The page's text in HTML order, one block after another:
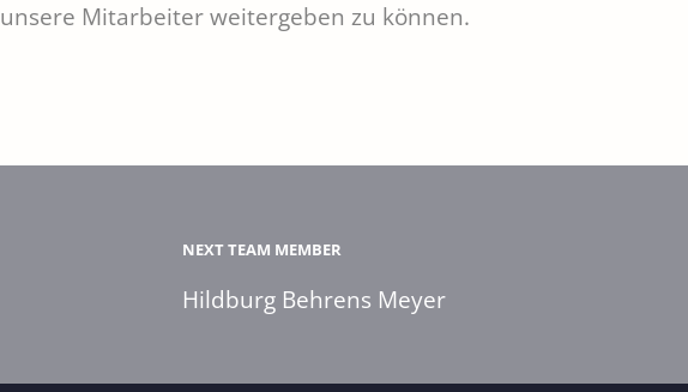
unsere Mitarbeiter weitergeben zu können.
NEXT TEAM MEMBER
Hildburg Behrens Meyer